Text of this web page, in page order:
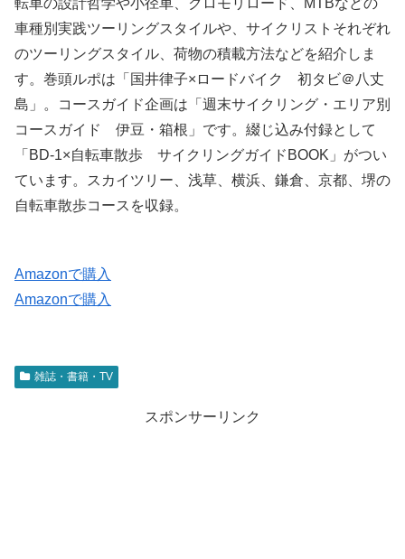
転車の設計哲学や小径車、クロモリロード、MTBなどの
車種別実践ツーリングスタイルや、サイクリストそれぞれ
のツーリングスタイル、荷物の積載方法などを紹介しま
す。巻頭ルポは「国井律子×ロードバイク 初タビ＠八丈
島」。コースガイド企画は「週末サイクリング・エリア別
コースガイド 伊豆・箱根」です。綴じ込み付録として
「BD-1×自転車散歩 サイクリングガイドBOOK」がつい
ています。スカイツリー、浅草、横浜、鎌倉、京都、堺の
自転車散歩コースを収録。
Amazonで購入
Amazonで購入
雑誌・書籍・TV
スポンサーリンク